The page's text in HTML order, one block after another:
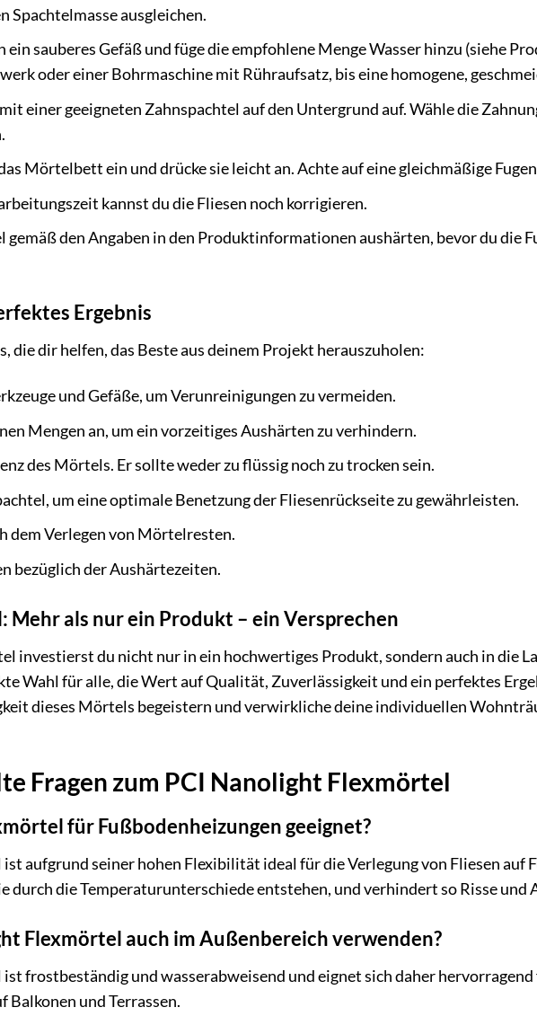
Spachtelmasse ausgleichen.
ein sauberes Gefäß und füge die empfohlene Menge Wasser hinzu (siehe
oder einer Bohrmaschine mit Rühraufsatz, bis eine homogene,
einer geeigneten Zahnspachtel auf den Untergrund auf. Wähle die
Mörtelbett ein und drücke sie leicht an. Achte auf eine gleichmäßige
kannst du die Fliesen noch korrigieren.
gemäß den Angaben in den Produktinformationen aushärten, bevor du die
Ergebnis
die dir helfen, das Beste aus deinem Projekt herauszuholen:
und Gefäße, um Verunreinigungen zu vermeiden.
Mengen an, um ein vorzeitiges Aushärten zu verhindern.
des Mörtels. Er sollte weder zu flüssig noch zu trocken sein.
um eine optimale Benetzung der Fliesenrückseite zu gewährleisten.
dem Verlegen von Mörtelresten.
bezüglich der Aushärtezeiten.
Mehr als nur ein Produkt – ein Versprechen
investierst du nicht nur in ein hochwertiges Produkt, sondern auch in die
Wahl für alle, die Wert auf Qualität, Zuverlässigkeit und ein perfektes
dieses Mörtels begeistern und verwirkliche deine individuellen
Fragen zum PCI Nanolight Flexmörtel
für Fußbodenheizungen geeignet?
aufgrund seiner hohen Flexibilität ideal für die Verlegung von Fliesen auf
durch die Temperaturunterschiede entstehen, und verhindert so Risse und
Flexmörtel auch im Außenbereich verwenden?
frostbeständig und wasserabweisend und eignet sich daher hervorragend
Balkonen und Terrassen.